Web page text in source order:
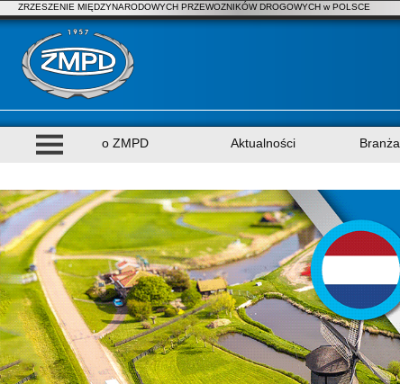
ZRZESZENIE MIĘDZYNARODOWYCH PRZEWOZNIKÓW DROGOWYCH w POLSCE
o ZMPD Aktualności Branża